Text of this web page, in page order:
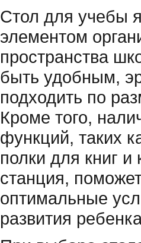
Стол для учебы
элементом
пространства
быть удобным,
подходить по
Кроме того,
функций, таких
полки для книг
станция,
оптимальные
развития